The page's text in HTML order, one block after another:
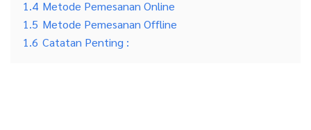
1.4 Metode Pemesanan Online
1.5 Metode Pemesanan Offline
1.6 Catatan Penting :